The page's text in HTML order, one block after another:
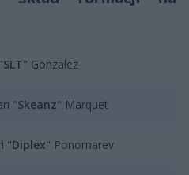
SLT" Gonzalez
"Skeanz" Marquet
"Diplex" Ponomarev